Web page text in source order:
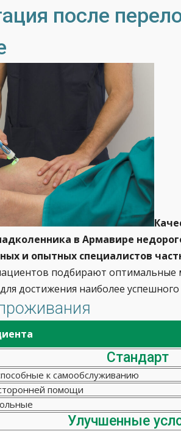
после
в Армавире
и опытных специалистов
подбирают
достижения наиболее
Стандарт
к самообслуживанию
помощи
Улучшенные